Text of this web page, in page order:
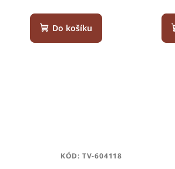
Do košíku
KÓD: TV-604118